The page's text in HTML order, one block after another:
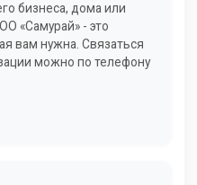
бизнеса, дома или
«Самурай» - это
вам нужна. Связаться
можно по телефону